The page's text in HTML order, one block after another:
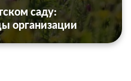
саду:
организации